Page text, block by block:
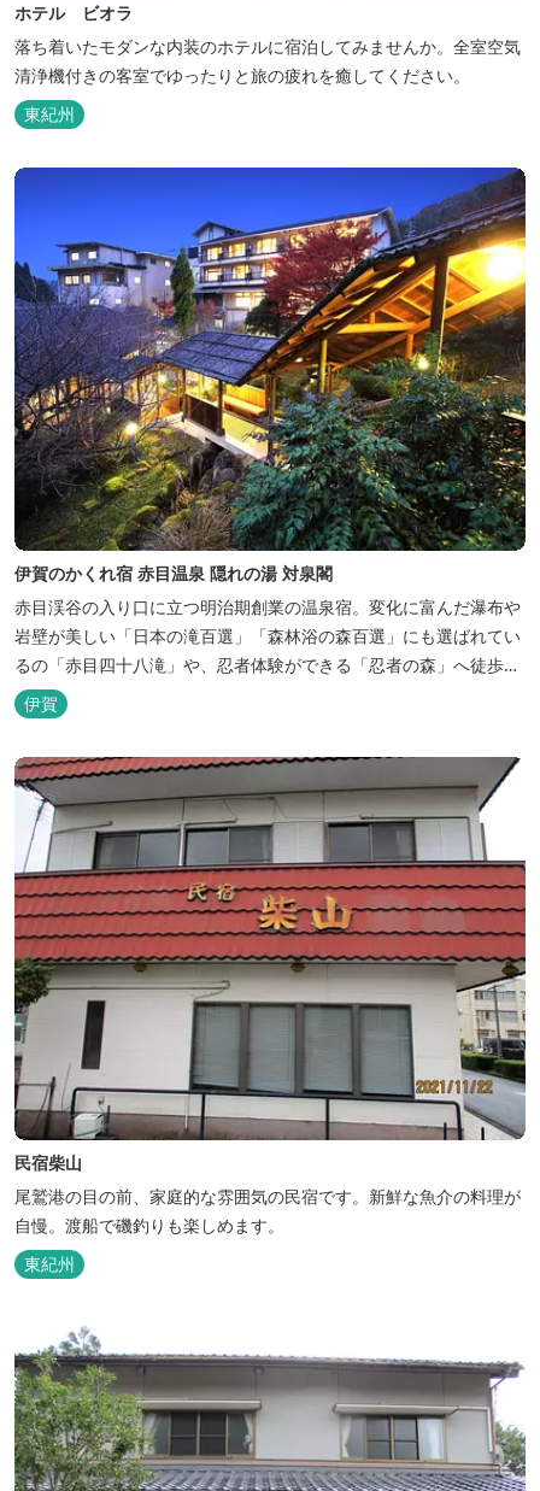
ホテル ビオラ
落ち着いたモダンな内装のホテルに宿泊してみませんか。全室空気
清浄機付きの客室でゆったりと旅の疲れを癒してください。
東紀州
伊賀のかくれ宿 赤目温泉 隠れの湯 対泉閣
赤目渓谷の入り口に立つ明治期創業の温泉宿。変化に富んだ瀑布や
岩壁が美しい「日本の滝百選」「森林浴の森百選」にも選ばれてい
るの「赤目四十八滝」や、忍者体験ができる「忍者の森」へ徒歩５
分と観光にも好立地です。 地下１０００メートルから湧くアルカリ
性単純温泉はしっとり滑らかな肌触りで美肌効果も期待できます。
地元のスギ材を用いた大浴場は、泡風呂を備えた「上忍の湯」、打
たせ湯を備えた「くのいちの...
伊賀
民宿柴山
尾鷲港の目の前、家庭的な雰囲気の民宿です。新鮮な魚介の料理が
自慢。渡船で磯釣りも楽しめます。
東紀州